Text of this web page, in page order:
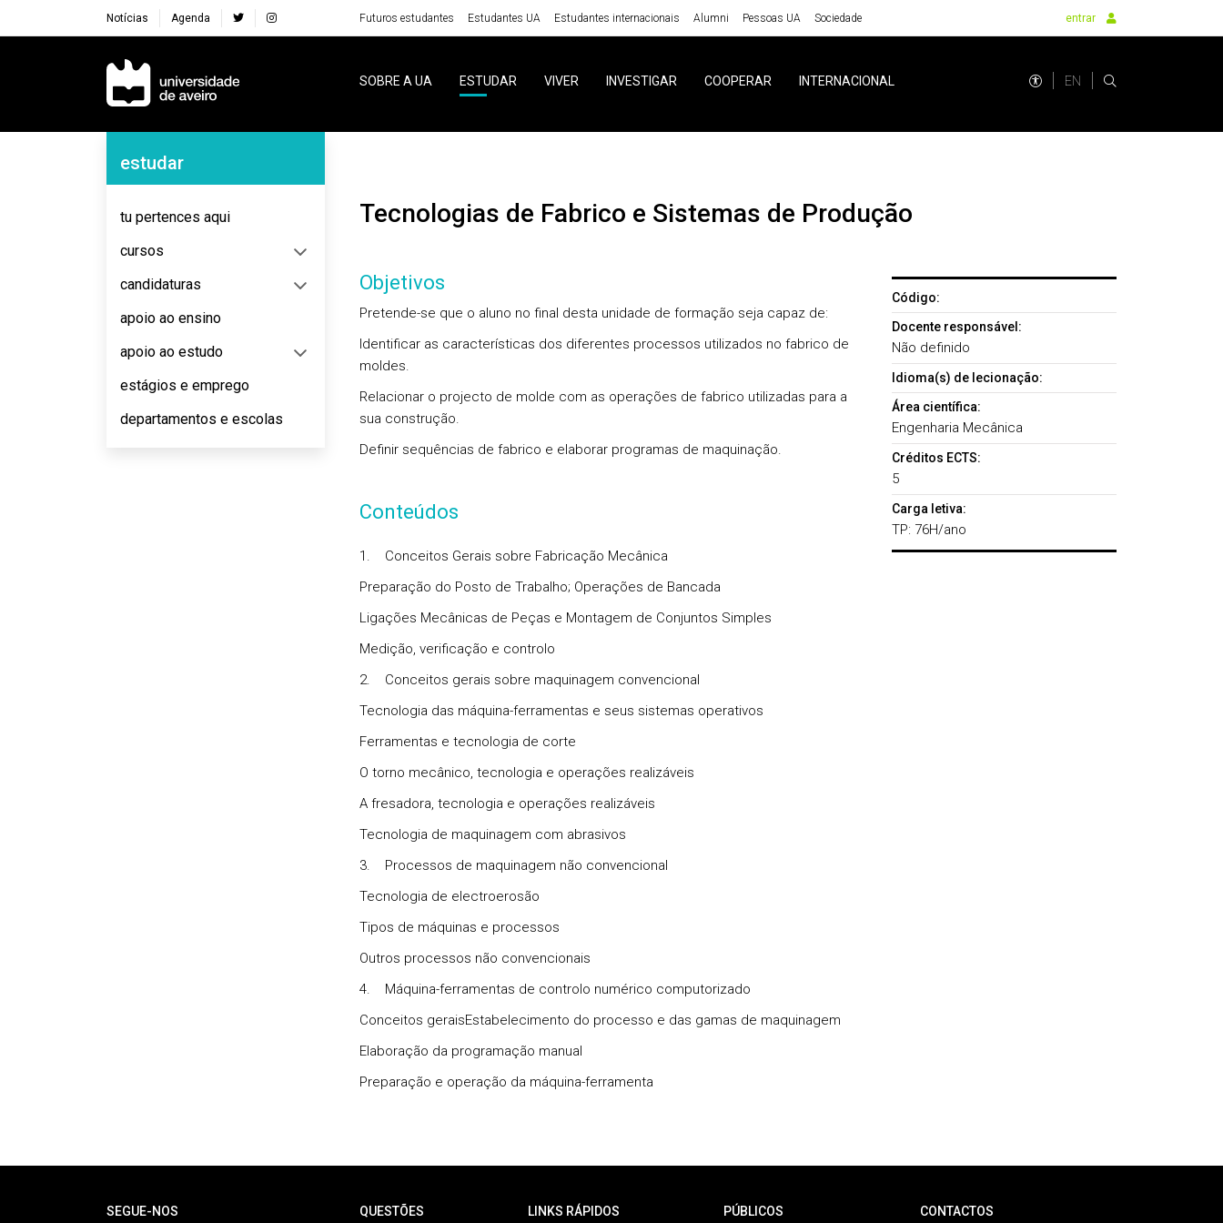
Notícias Agenda Futuros estudantes Estudantes UA Estudantes internacionais Alumni Pessoas UA Sociedade entrar
Navegação Principal
SOBRE A UA ESTUDAR VIVER INVESTIGAR COOPERAR INTERNACIONAL EN
Navegação Lateral
estudar
tu pertences aqui
cursos
candidaturas
apoio ao ensino
apoio ao estudo
estágios e emprego
departamentos e escolas
Tecnologias de Fabrico e Sistemas de Produção
Objetivos
Pretende-se que o aluno no final desta unidade de formação seja capaz de:
Identificar as características dos diferentes processos utilizados no fabrico de
moldes.
Relacionar o projecto de molde com as operações de fabrico utilizadas para a
sua construção.
Definir sequências de fabrico e elaborar programas de maquinação.
Conteúdos
1. Conceitos Gerais sobre Fabricação Mecânica
Preparação do Posto de Trabalho; Operações de Bancada
Ligações Mecânicas de Peças e Montagem de Conjuntos Simples
Medição, verificação e controlo
2. Conceitos gerais sobre maquinagem convencional
Tecnologia das máquina-ferramentas e seus sistemas operativos
Ferramentas e tecnologia de corte
O torno mecânico, tecnologia e operações realizáveis
A fresadora, tecnologia e operações realizáveis
Tecnologia de maquinagem com abrasivos
3. Processos de maquinagem não convencional
Tecnologia de electroerosão
Tipos de máquinas e processos
Outros processos não convencionais
4. Máquina-ferramentas de controlo numérico computorizado
Conceitos geraisEstabelecimento do processo e das gamas de maquinagem
Elaboração da programação manual
Preparação e operação da máquina-ferramenta
Código:
Docente responsável:
Não definido
Idioma(s) de lecionação:
Área científica:
Engenharia Mecânica
Créditos ECTS:
5
Carga letiva:
TP: 76H/ano
SEGUE-NOS QUESTÕES LINKS RÁPIDOS PÚBLICOS CONTACTOS